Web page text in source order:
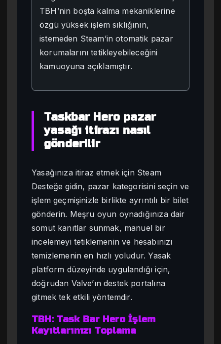
TBH’nin boşta kalma mekaniklerine
özgü yüksek işlem sıklığının,
istemeden Steam’in otomatik pazar
korumalarını tetikleyebileceğini
kamuoyuna açıklamıştır.
Taskbar Hero pazar
yasağı itirazı nasıl
gönderilir
Yasağınıza itiraz etmek için Steam
Desteğe gidin, pazar kategorisini seçin ve
işlem geçmişinizle birlikte ayrıntılı bir bilet
gönderin. Meşru oyun oynadığınıza dair
somut kanıtlar sunmak, manuel bir
incelemeyi tetiklemenin ve hesabınızı
temizlemenin en hızlı yoludur. Yasak
platform düzeyinde uygulandığı için,
doğrudan Valve’ın destek portalına
gitmek tek etkili yöntemdir.
TBH: Task Bar Hero İşlem
Kayıtlarınızı Toplama